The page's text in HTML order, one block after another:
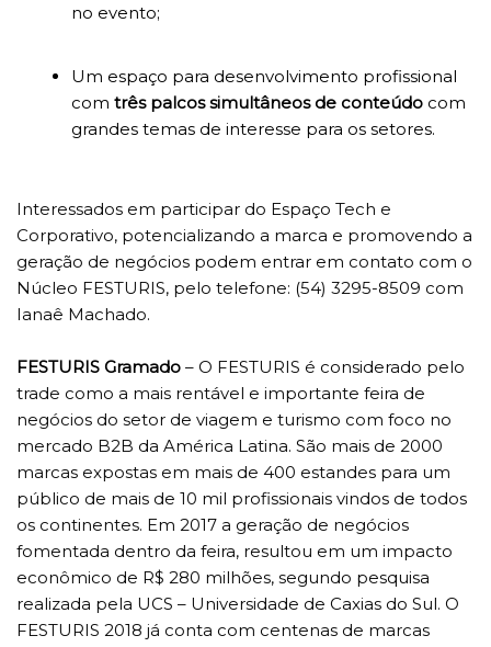
no evento;
Um espaço para desenvolvimento profissional
com três palcos simultâneos de conteúdo com
grandes temas de interesse para os setores.
Interessados em participar do Espaço Tech e
Corporativo, potencializando a marca e promovendo a
geração de negócios podem entrar em contato com o
Núcleo FESTURIS, pelo telefone: (54) 3295-8509 com
Ianaê Machado.
FESTURIS Gramado – O FESTURIS é considerado pelo
trade como a mais rentável e importante feira de
negócios do setor de viagem e turismo com foco no
mercado B2B da América Latina. São mais de 2000
marcas expostas em mais de 400 estandes para um
público de mais de 10 mil profissionais vindos de todos
os continentes. Em 2017 a geração de negócios
fomentada dentro da feira, resultou em um impacto
econômico de R$ 280 milhões, segundo pesquisa
realizada pela UCS – Universidade de Caxias do Sul. O
FESTURIS 2018 já conta com centenas de marcas